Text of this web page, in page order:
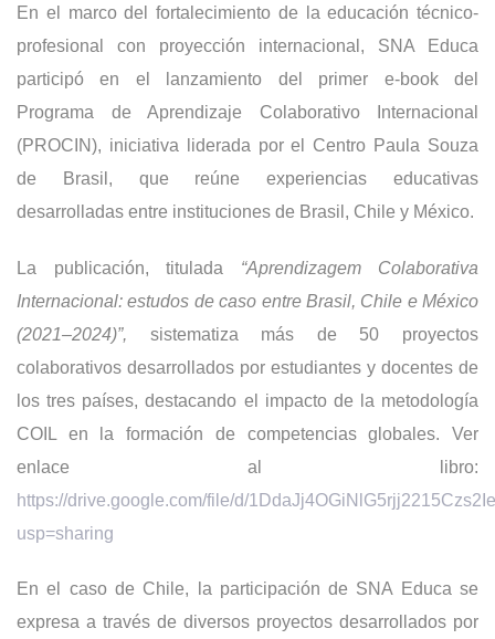
En el marco del fortalecimiento de la educación técnico-
profesional con proyección internacional, SNA Educa
participó en el lanzamiento del primer e-book del
Programa de Aprendizaje Colaborativo Internacional
(PROCIN), iniciativa liderada por el Centro Paula Souza
de Brasil, que reúne experiencias educativas
desarrolladas entre instituciones de Brasil, Chile y México.
La publicación, titulada “Aprendizagem Colaborativa
Internacional: estudos de caso entre Brasil, Chile e México
(2021–2024)”, sistematiza más de 50 proyectos
colaborativos desarrollados por estudiantes y docentes de
los tres países, destacando el impacto de la metodología
COIL en la formación de competencias globales. Ver
enlace al libro:
https://drive.google.com/file/d/
usp=sharing
En el caso de Chile, la participación de SNA Educa se
expresa a través de diversos proyectos desarrollados por